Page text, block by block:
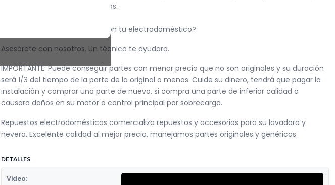
repuestos para nevera y estufas.
¿No sabes si se corresponde con tu electrodoméstico?
Asesórate con nosotros. Un técnico te ayudara.
IMPORTANTE: Puede conseguir partes con menor precio que no son originales y su duración
será 1/3 del tiempo de la parte de la original o menos. Cuide su dinero, tendrá que pagar la
instalación y comprar una parte de nuevo, si compra una parte de inferior calidad o
causara daños en su motor o control principal por sobrecarga.
Repuestos electrodomésticos comercializa repuestos y accesorios para su lavadora y
nevera. Excelente calidad al mejor precio, manejamos partes originales y genéricos.
DETALLES
Video: